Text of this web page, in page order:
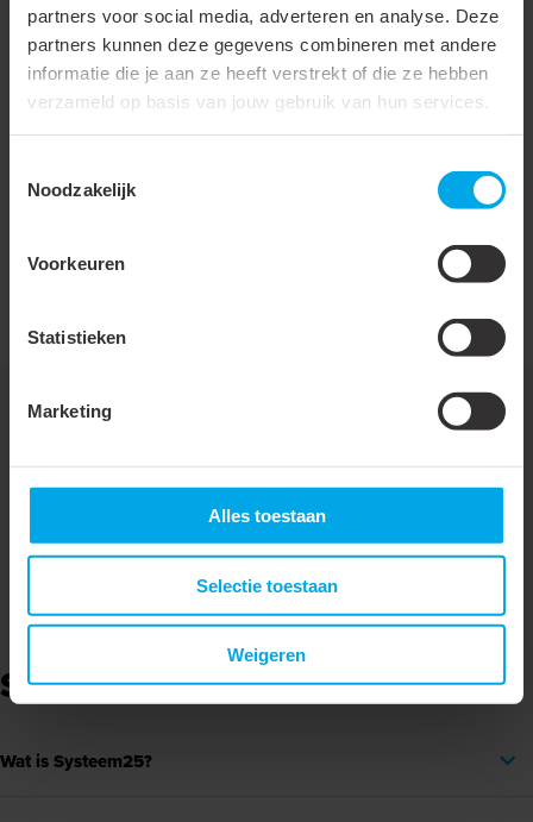
partners voor social media, adverteren en analyse. Deze
partners kunnen deze gegevens combineren met andere
informatie die je aan ze heeft verstrekt of die ze hebben
verzameld op basis van jouw gebruik van hun services.
Noodzakelijk
Voorkeuren
Statistieken
Marketing
Alles toestaan
Selectie toestaan
Weigeren
Kleur
Bruin (RAL8028)
RAL-nummer
8028
Met beschermfolie
Bevestigingswijze
Onderdeel serie
Downloads
Canalit - Brochure
SYSTEEM25 | PRODUCTVRAGEN
Wat is Systeem25?